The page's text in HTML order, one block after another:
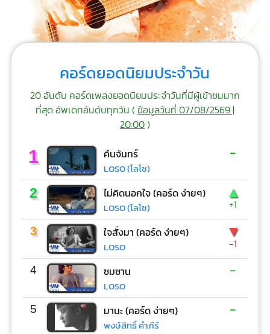
คอร์ดยอดนิยมประจำวัน
20 อันดับ คอร์ดเพลงยอดนิยมประจำวันที่มีผู้เข้าชมมาก
ที่สุด อัพเดทอันดับทุกวัน (ข้อมูลวันที่ 07/08/2569 |
20:00)
1 คืนจันทร์
LOSO (โลโซ)
-
2 ไม่คิดนอกใจ (คอร์ด ง่ายๆ)
LOSO (โลโซ)
▲
+1
3 ใจสั่งมา (คอร์ด ง่ายๆ)
LOSO
▼
-1
4 ซมซาน
LOSO
-
5 มานะ (คอร์ด ง่ายๆ)
พงษ์สิทธิ์ คำภีร์
-